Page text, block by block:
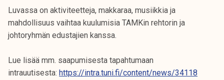
Luvassa on aktiviteetteja, makkaraa, musiikkia ja
mahdollisuus vaihtaa kuulumisia TAMKin rehtorin ja
johtoryhmän edustajien kanssa.
Lue lisää mm. saapumisesta tapahtumaan
intrauutisesta: https://intra.tuni.fi/content/news/34118